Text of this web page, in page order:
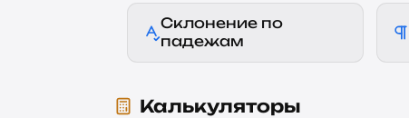
Склонение по
падежам
Калькуляторы